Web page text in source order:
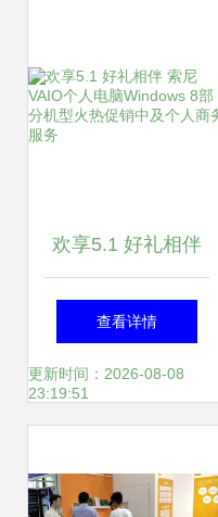
欢享5.1 好礼相伴
索尼VAIO个人电脑
Windows 8部分机
人商务服务
查看详情
更新时间：2026-08-08
23:19:51